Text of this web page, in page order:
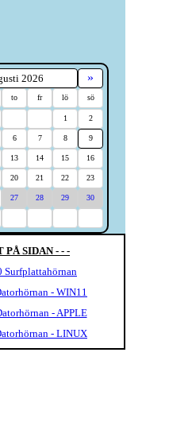
2026 »
to fr lö sö
1 2
6 7 8 9
13 14 15 16
20 21 22 23
27 28 29 30
PÅ SIDAN - - -
Surfplattahörnan
- WIN11
- APPLE
- LINUX